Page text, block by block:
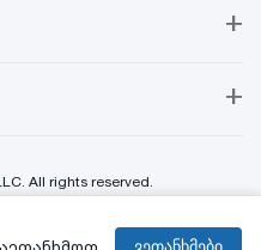
+
+
All rights reserved.
By:
ვეთანხმები